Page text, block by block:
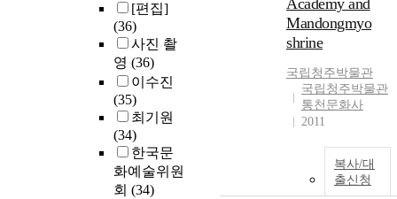
[편집]
(36)
사진 촬
영 (36)
이수진
(35)
최기원
(34)
한국문
화예술위원
회 (34)
Academy and
Mandongmyo
shrine
국립청주박물관
국립청주박물관
통천문화사
2011
복사/대
출신청